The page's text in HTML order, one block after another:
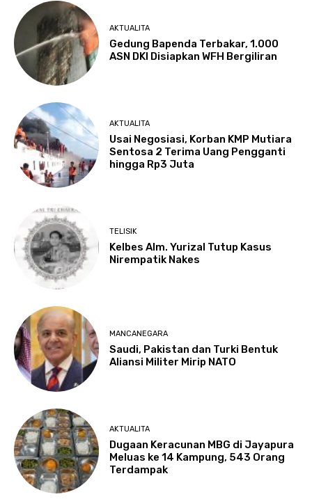
AKTUALITA
Gedung Bapenda Terbakar, 1.000
ASN DKI Disiapkan WFH Bergiliran
AKTUALITA
Usai Negosiasi, Korban KMP Mutiara
Sentosa 2 Terima Uang Pengganti
hingga Rp3 Juta
TELISIK
Kelbes Alm. Yurizal Tutup Kasus
Nirempatik Nakes
MANCANEGARA
Saudi, Pakistan dan Turki Bentuk
Aliansi Militer Mirip NATO
AKTUALITA
Dugaan Keracunan MBG di Jayapura
Meluas ke 14 Kampung, 543 Orang
Terdampak